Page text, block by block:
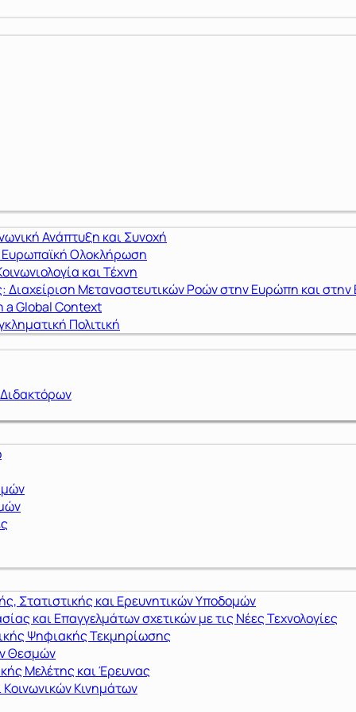
Ανάπτυξη και Συνοχή
Ευρωπαϊκή Ολοκλήρωση
και Τέχνη
Μεταναστευτικών Ροών στην Ευρώπη και στην
a Global Context
Πολιτική
Στατιστικής και Ερευνητικών Υποδομών
και Επαγγελμάτων σχετικών με τις Νέες Τεχνολογίες
Ψηφιακής Τεκμηρίωσης
Θεσμών
Μελέτης και Έρευνας
Κινημάτων